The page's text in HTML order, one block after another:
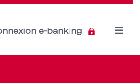
e-banking
Open